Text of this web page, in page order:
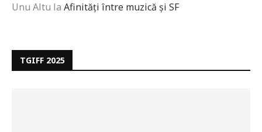
Unu Altu la Afinități între muzică și SF
TGIFF 2025